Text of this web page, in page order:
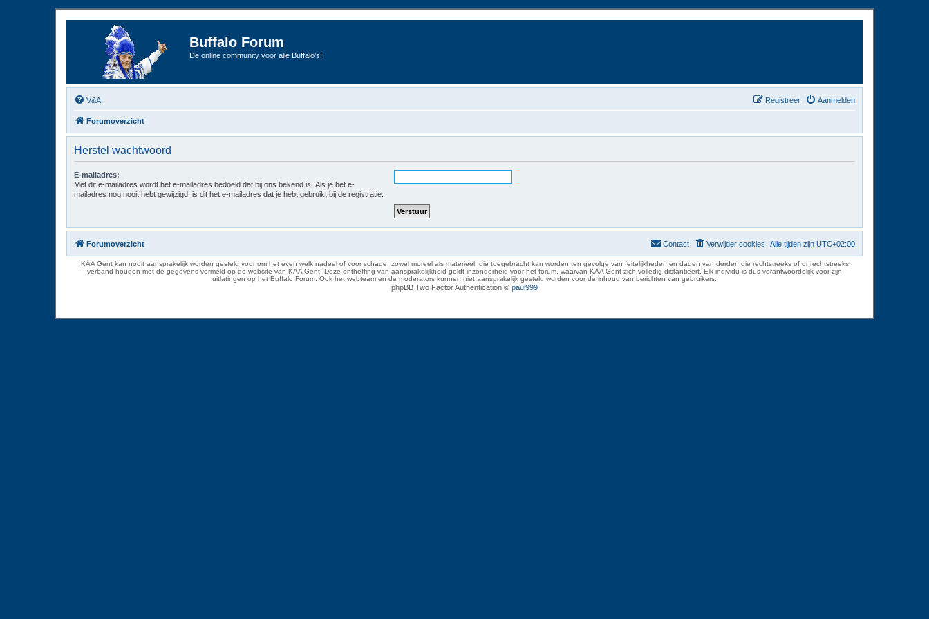
Buffalo Forum
De online community voor alle Buffalo's!
V&A Aanmelden
Registreer
Forumoverzicht
Herstel wachtwoord
E-mailadres:
Met dit e-mailadres wordt het e-mailadres bedoeld dat bij ons bekend is. Als je het e-
mailadres nog nooit hebt gewijzigd, is dit het e-mailadres dat je hebt gebruikt bij de registratie.
Forumoverzicht Alle tijden zijn UTC+02:00
Verwijder cookies
Contact
KAA Gent kan nooit aansprakelijk worden gesteld voor om het even welk nadeel of voor schade, zowel moreel als materieel, die toegebracht kan worden ten gevolge van feitelijkheden en daden van derden die rechtstreeks of onrechtstreeks
verband houden met de gegevens vermeld op de website van KAA Gent. Deze ontheffing van aansprakelijkheid geldt inzonderheid voor het forum, waarvan KAA Gent zich volledig distantieert. Elk individu is dus verantwoordelijk voor zijn
uitlatingen op het Buffalo Forum. Ook het webteam en de moderators kunnen niet aansprakelijk gesteld worden voor de inhoud van berichten van gebruikers.
phpBB Two Factor Authentication © paul999